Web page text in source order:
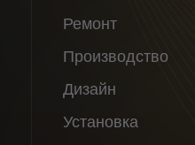
Ремонт
Производство
Дизайн
Установка